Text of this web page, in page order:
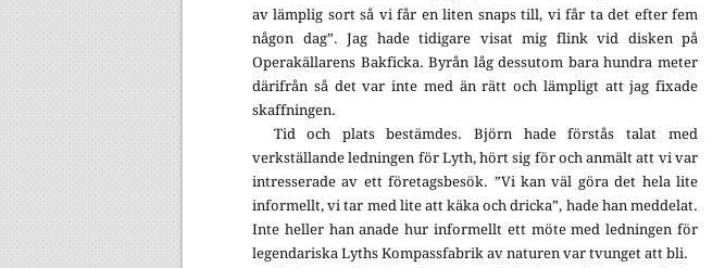
av lämplig sort så vi får en liten snaps till, vi får ta det efter fem
någon dag”. Jag hade tidigare visat mig flink vid disken på
Operakällarens Bakficka. Byrån låg dessutom bara hundra meter
därifrån så det var inte med än rätt och lämpligt att jag fixade
skaffningen.
Tid och plats bestämdes. Björn hade förstås talat med
verkställande ledningen för Lyth, hört sig för och anmält att vi var
intresserade av ett företagsbesök. ”Vi kan väl göra det hela lite
informellt, vi tar med lite att käka och dricka”, hade han meddelat.
Inte heller han anade hur informellt ett möte med ledningen för
legendariska Lyths Kompassfabrik av naturen var tvunget att bli.